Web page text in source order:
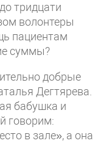
тридцати
волонтеры
пациентам
суммы?
добрые
Дегтярева.
бабушка и
говорим:
в зале», а она